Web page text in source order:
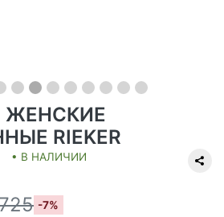
ЖЕНСКИЕ
RIEKER
• В НАЛИЧИИ
-7%